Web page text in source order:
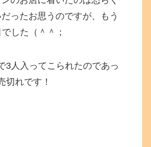
ったお思うのですが、もう
した（＾＾；
3人入ってこられたのであっ
切れです！